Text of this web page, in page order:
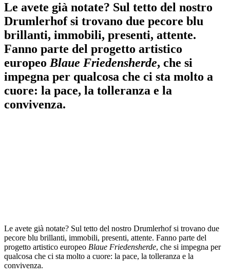
Le avete già notate? Sul tetto del nostro
Drumlerhof si trovano due pecore blu
brillanti, immobili, presenti, attente.
Fanno parte del progetto artistico
europeo Blaue Friedensherde, che si
impegna per qualcosa che ci sta molto a
cuore: la pace, la tolleranza e la
convivenza.
Le avete già notate? Sul tetto del nostro Drumlerhof si trovano due
pecore blu brillanti, immobili, presenti, attente. Fanno parte del
progetto artistico europeo Blaue Friedensherde, che si impegna per
qualcosa che ci sta molto a cuore: la pace, la tolleranza e la
convivenza.